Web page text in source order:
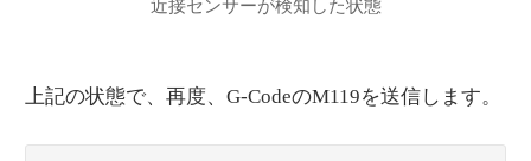
近接センサーが検知した状態
上記の状態で、再度、G-CodeのM119を送信します。